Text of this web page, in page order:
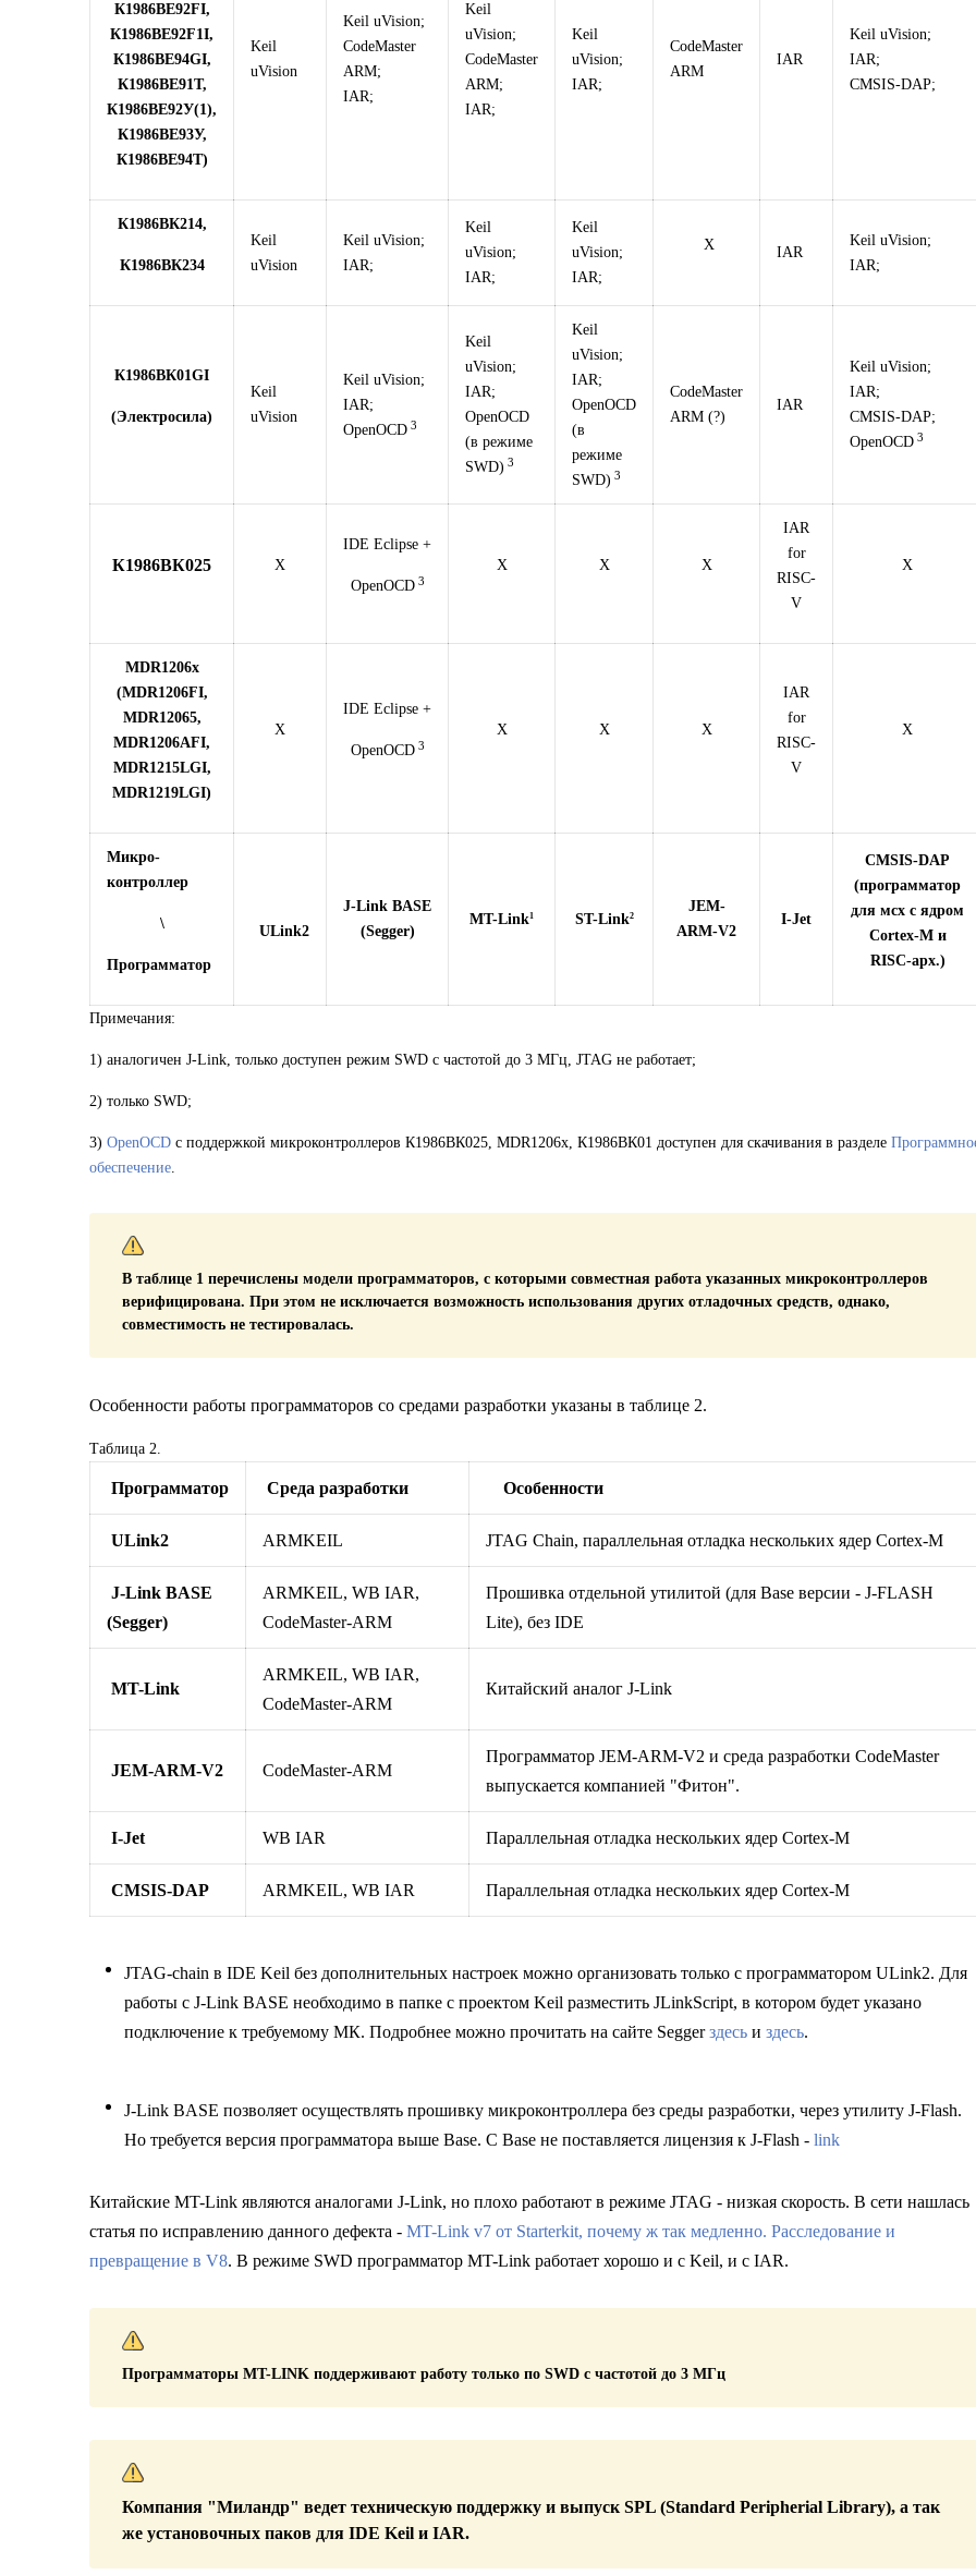
К1986ВЕ92FI,
К1986ВЕ92F1I,
К1986ВЕ94GI,
К1986ВЕ91Т,
К1986ВЕ92У(1),
К1986ВЕ93У,
К1986ВЕ94Т)
Keil
uVision
Keil uVision;
CodeMaster
ARM;
IAR;
Keil
uVision;
CodeMaster
ARM;
IAR;
Keil
uVision;
IAR;
CodeMaster
ARM
IAR
Keil uVision;
IAR;
CMSIS-DAP;
К1986ВК214,
К1986ВК234
Keil
uVision
Keil uVision;
IAR;
Keil
uVision;
IAR;
Keil
uVision;
IAR;
X IAR
Keil uVision;
IAR;
К1986ВК01GI
(Электросила)
Keil
uVision
Keil uVision;
IAR;
OpenOCD 3
Keil
uVision;
IAR;
OpenOCD
(в режиме
SWD) 3
Keil
uVision;
IAR;
OpenOCD
(в
режиме
SWD) 3
CodeMaster
ARM (?)
IAR
Keil uVision;
IAR;
CMSIS-DAP;
OpenOCD 3
К1986ВК025 X
IDE Eclipse +
OpenOCD 3
X X X
IAR
for
RISC-
V
X
MDR1206x
(MDR1206FI,
MDR12065,
MDR1206AFI,
MDR1215LGI,
MDR1219LGI)
X
IDE Eclipse +
OpenOCD3
X X X
IAR
for
RISC-
V
X
Микро-
контроллер
\
Программатор
ULink2
J-Link BASE
(Segger)
MT-Link1 ST-Link2
JEM-
ARM-V2
I-Jet
CMSIS-DAP
(программатор
для мсх с ядром
Cortex-M и
RISC-арх.)
Примечания:
1) аналогичен J-Link, только доступен режим SWD с частотой до 3 МГц, JTAG не работает;
2) только SWD;
3) OpenOCD с поддержкой микроконтроллеров К1986ВК025, MDR1206x, К1986ВК01 доступен для скачивания в разделе
обеспечение.
В таблице 1 перечислены модели программаторов, с которыми совместная работа указанных микроконтроллеров
верифицирована. При этом не исключается возможность использования других отладочных средств, однако,
совместимость не тестировалась.
Особенности работы программаторов со средами разработки указаны в таблице 2.
Таблица 2.
Программатор Среда разработки Особенности
ULink2 ARMKEIL JTAG Сhain, параллельная отладка нескольких ядер Cortex-M
J-Link BASE
(Segger)
ARMKEIL, WB IAR,
CodeMaster-ARM
Прошивка отдельной утилитой (для Base версии - J-FLASH
Lite), без IDE
MT-Link
ARMKEIL, WB IAR,
CodeMaster-ARM
Китайский аналог J-Link
JEM-ARM-V2 CodeMaster-ARM
Программатор JEM-ARM-V2 и среда разработки CodeMaster
выпускается компанией "Фитон".
I-Jet WB IAR Параллельная отладка нескольких ядер Cortex-M
CMSIS-DAP ARMKEIL, WB IAR Параллельная отладка нескольких ядер Cortex-M
JTAG-chain в IDE Keil без дополнительных настроек можно организовать только с программатором ULink2. Для
работы с J-Link BASE необходимо в папке с проектом Keil разместить JLinkScript, в котором будет указано
подключение к требуемому МК. Подробнее можно прочитать на сайте Seggerздесь и здесь.
J-Link BASE позволяет осуществлять прошивку микроконтроллера без среды разработки, через утилиту J-Flash.
Но требуется версия программатора выше Base. С Base не поставляется лицензия к J-Flash - link
Китайские MT-Link являются аналогами J-Link, но плохо работают в режиме JTAG - низкая скорость. В сети нашлась
статья по исправлению данного дефекта - MT-Link v7 от Starterkit, почему ж так медленно. Расследование и
превращение в V8. В режиме SWD программатор MT-Link работает хорошо и с Keil, и с IAR.
Программаторы MT-LINK поддерживают работу только по SWD с частотой до 3 МГц
Компания "Миландр" ведет техническую поддержку и выпуск SPL (Standard Peripherial Library), а так
же установочных паков для IDE Keil и IAR.